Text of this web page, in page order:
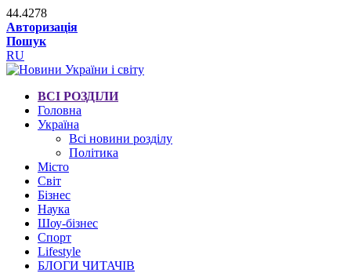
44.4278
Авторизація
Пошук
RU
ВСІ РОЗДІЛИ
Головна
Україна
Всі новини розділу
Політика
Місто
Світ
Бізнес
Наука
Шоу-бізнес
Спорт
Lifestyle
БЛОГИ ЧИТАЧІВ